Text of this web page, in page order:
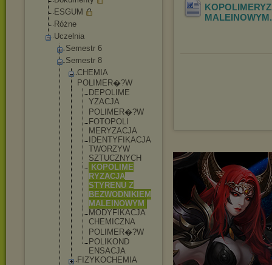
ESGUM
Różne
Uczelnia
Semestr 6
Semestr 8
CHEMIA
POLIMER�?W
DEPOLIME
YZACJA
POLIMER�?W
FOTOPOLI
MERYZACJA
IDENTYFI KACJA
TWORZYW
SZTUCZNYCH
KOPOLIME
RYZACJA
STYRENU Z
BEZWODNI KIEM
MALEINOWYM
MODYFIKACJA
CHEMICZNA
POLIMER�?W
POLIKOND
ENSACJA
FIZYKOCHEMI A
MALEINOWYM